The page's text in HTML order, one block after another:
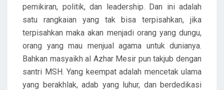
pemikiran, politik, dan leadership. Dan ini adalah
satu rangkaian yang tak bisa terpisahkan, jika
terpisahkan maka akan menjadi orang yang dungu,
orang yang mau menjual agama untuk dunianya.
Bahkan masyaikh al Azhar Mesir pun takjub dengan
santri MSH. Yang keempat adalah mencetak ulama
yang berakhlak, adab yang luhur, dan berdedikasi